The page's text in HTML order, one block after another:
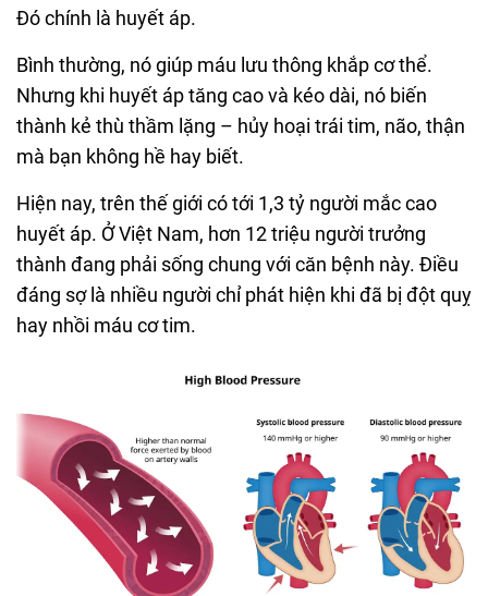
Đó chính là huyết áp.
Bình thường, nó giúp máu lưu thông khắp cơ thể.
Nhưng khi huyết áp tăng cao và kéo dài, nó biến
thành kẻ thù thầm lặng – hủy hoại trái tim, não, thận
mà bạn không hề hay biết.
Hiện nay, trên thế giới có tới 1,3 tỷ người mắc cao
huyết áp. Ở Việt Nam, hơn 12 triệu người trưởng
thành đang phải sống chung với căn bệnh này. Điều
đáng sợ là nhiều người chỉ phát hiện khi đã bị đột quỵ
hay nhồi máu cơ tim.